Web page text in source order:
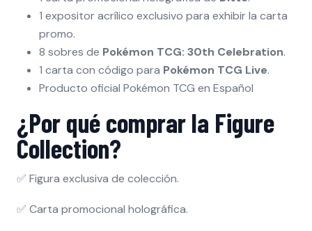
1 expositor acrílico exclusivo para exhibir la carta
promo.
8 sobres de Pokémon TCG: 30th Celebration.
1 carta con código para Pokémon TCG Live.
Producto oficial Pokémon TCG en Español
¿Por qué comprar la Figure
Collection?
✅ Figura exclusiva de colección.
✅ Carta promocional holográfica.